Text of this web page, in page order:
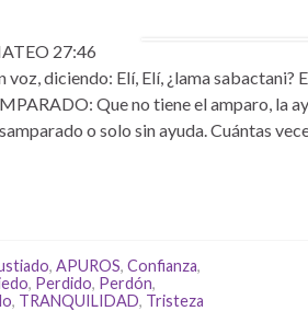
27:46
voz, diciendo: Elí, Elí, ¿lama sabactani?
Que no tiene el amparo, la
o solo sin ayuda. Cuántas
, APUROS, Confianza,
, Perdido, Perdón,
, TRANQUILIDAD, Tristeza